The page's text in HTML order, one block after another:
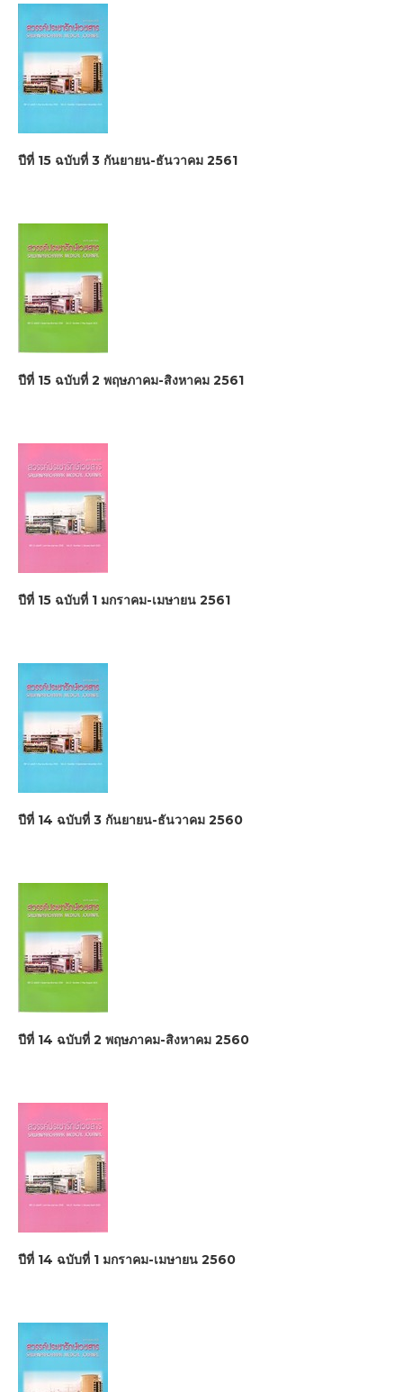
ปีที่ 15 ฉบับที่ 3 กันยายน-ธันวาคม 2561
ปีที่ 15 ฉบับที่ 2 พฤษภาคม-สิงหาคม 2561
ปีที่ 15 ฉบับที่ 1 มกราคม-เมษายน 2561
ปีที่ 14 ฉบับที่ 3 กันยายน-ธันวาคม 2560
ปีที่ 14 ฉบับที่ 2 พฤษภาคม-สิงหาคม 2560
ปีที่ 14 ฉบับที่ 1 มกราคม-เมษายน 2560